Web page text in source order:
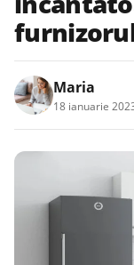
Maria
18 ianuarie